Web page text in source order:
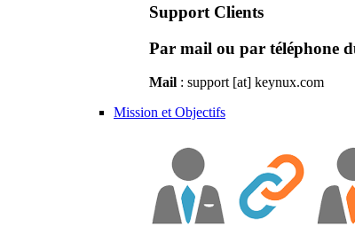
Support Clients
Par mail ou par téléphone
Mail : support [at] keynux.com
Mission et Objectifs